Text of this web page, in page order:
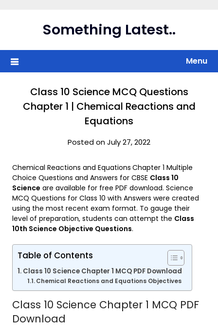
Something Latest..
Menu
Class 10 Science MCQ Questions
Chapter 1 | Chemical Reactions and
Equations
Posted on July 27, 2022
Chemical Reactions and Equations Chapter 1 Multiple
Choice Questions and Answers for CBSE Class 10
Science are available for free PDF download. Science
MCQ Questions for Class 10 with Answers were created
using the most recent exam format. To gauge their
level of preparation, students can attempt the Class
10th Science Objective Questions.
Table of Contents
Class 10 Science Chapter 1 MCQ PDF Download
Chemical Reactions and Equations Objectives
Class 10 Science Chapter 1 MCQ PDF
Download